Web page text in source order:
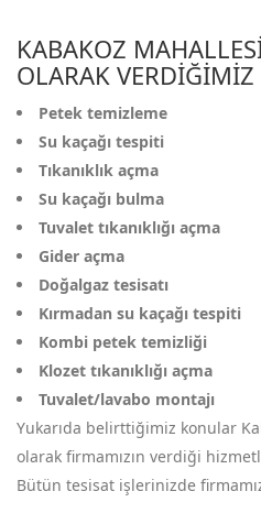
KABAKOZ
OLARAK
Petek temizleme
Su kaçağı tespiti
Tıkanıklık açma
Su kaçağı bulma
Tuvalet tıkanıklığı açma
Gider açma
Doğalgaz tesisatı
Kırmadan su kaçağı tespiti
Kombi petek temizliği
Klozet tıkanıklığı açma
Tuvalet/lavabo montajı
Yukarıda belirttiğimiz konular
olarak firmamızın verdiği
Bütün tesisat işlerinizde